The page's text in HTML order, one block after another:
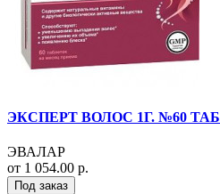
ЭКСПЕРТ ВОЛОС 1Г. №60
ЭВАЛАР
от 1 054.00 р.
Под заказ